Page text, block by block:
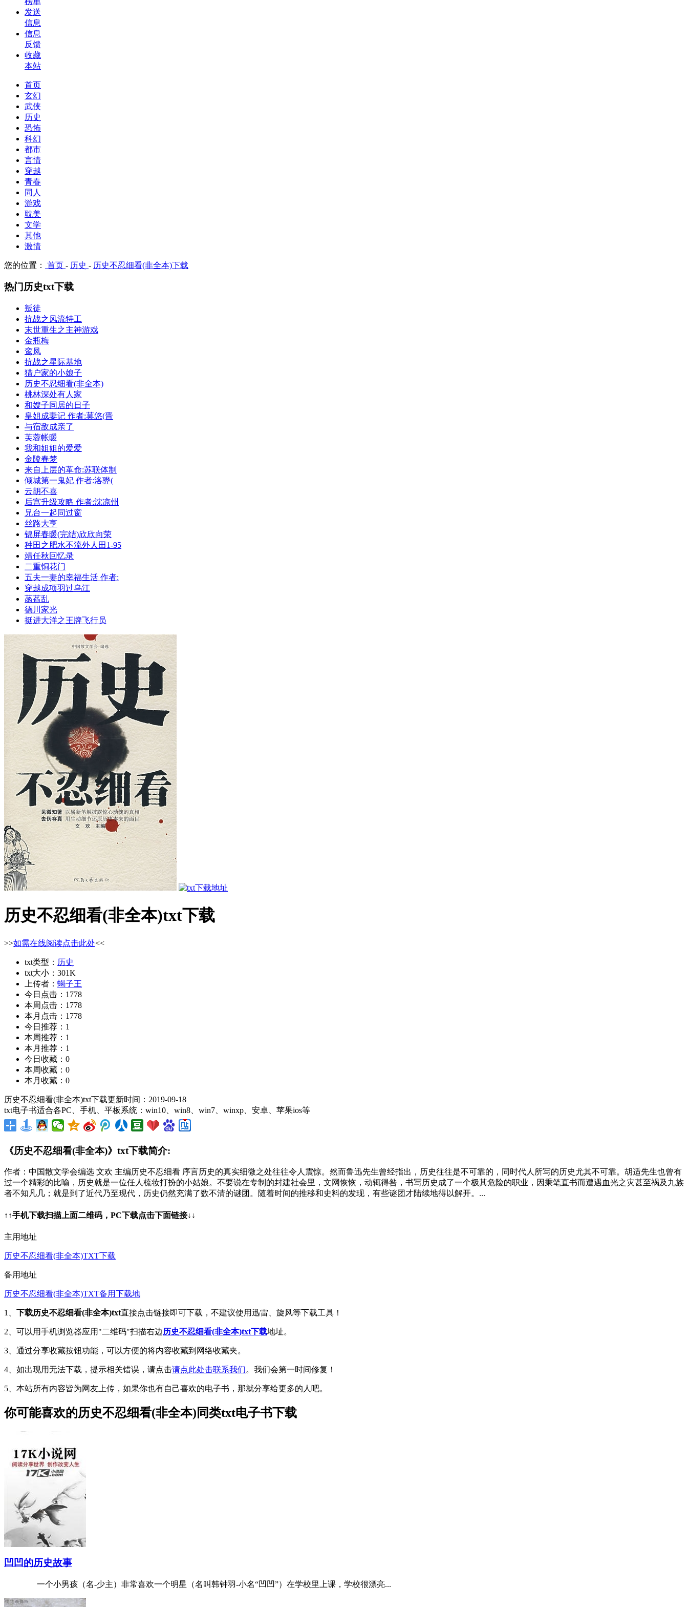
发送
信息
信息
反馈
收藏
本站
首页
玄幻
武侠
历史
恐怖
科幻
都市
言情
穿越
青春
同人
游戏
耽美
文学
其他
激情
您的位置： 首页 - 历史 - 历史不忍细看(非全本)下载
热门历史txt下载
叛徒
抗战之风流特工
末世重生之主神游戏
金瓶梅
鸾凤
抗战之星际基地
猎户家的小娘子
历史不忍细看(非全本)
桃林深处有人家
和嫂子同居的日子
皇姐成妻记 作者:莫悠(晋
与宿敌成亲了
芙蓉帐暖
我和姐姐的爱爱
金陵春梦
来自上层的革命:苏联体制
倾城第一鬼妃 作者:洛骅(
云胡不喜
后宫升级攻略 作者:沈凉州
兄台一起同过窗
丝路大亨
锦屏春暖(完结)欣欣向荣
种田之肥水不流外人田1-95
靖任秋回忆录
二重铜花门
五夫一妻的幸福生活 作者:
穿越成项羽过乌江
菡萏乱
德川家光
挺进大洋之王牌飞行员
历史不忍细看(非全本)txt下载
>>如需在线阅读点击此处<<
txt类型： 历史
txt大小：301K
上传者： 蝎子王
今日点击：1778
本周点击：1778
本月点击：1778
今日推荐：1
本周推荐：1
本月推荐：1
今日收藏：0
本周收藏：0
本月收藏：0
历史不忍细看(非全本)txt下载更新时间：2019-09-18
txt电子书适合各PC、手机、平板系统：win10、win8、win7、winxp、安卓、苹果ios等
《历史不忍细看(非全本)》txt下载简介:
作者：中国散文学会编选 文欢 主编历史不忍细看 序言历史的真实细微之处往往令人震惊。然而鲁迅先生曾经指出，历史往往是不可靠的，同时代人所写的历史尤其不可靠。胡适先生也曾有
过一个精彩的比喻，历史就是一位任人梳妆打扮的小姑娘。不要说在专制的封建社会里，文网恢恢，动辄得咎，书写历史成了一个极其危险的职业，因秉笔直书而遭遇血光之灾甚至祸及九族
者不知凡几；就是到了近代乃至现代，历史仍然充满了数不清的谜团。随着时间的推移和史料的发现，有些谜团才陆续地得以解开。...
↑↑手机下载扫描上面二维码，PC下载点击下面链接↓↓
主用地址
历史不忍细看(非全本)TXT下载
备用地址
历史不忍细看(非全本)TXT备用下载地
1、 下载历史不忍细看(非全本)txt直接点击链接即可下载，不建议使用迅雷、旋风等下载工具！
2、可以用手机浏览器应用"二维码"扫描右边 历史不忍细看(非全本)txt下载地址。
3、通过分享收藏按钮功能，可以方便的将内容收藏到网络收藏夹。
4、如出现用无法下载，提示相关错误，请点击请点此处击联系我们。我们会第一时间修复！
5、本站所有内容皆为网友上传，如果你也有自己喜欢的电子书，那就分享给更多的人吧。
你可能喜欢的历史不忍细看(非全本)同类txt电子书下载
凹凹的历史故事
一个小男孩（名-少主）非常喜欢一个明星（名叫韩钟羽-小名“凹凹”）在学校里上课，学校很漂亮...